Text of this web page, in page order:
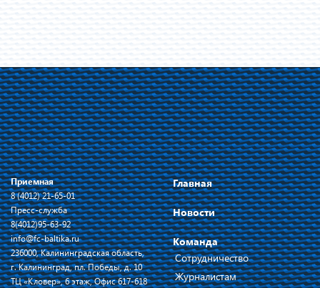
Приемная
8 (4012) 21-65-01
Пресс-служба
8(4012)95-63-92
info@fc-baltika.ru
236000, Калининградская область,
г. Калининград, пл. Победы, д. 10
ТЦ «Кловер», 6 этаж, Офис 617-618
Главная
Новости
Команда
Сотрудничество
Журналистам